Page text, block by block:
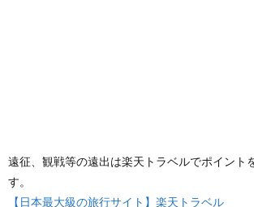
遠征、観戦等の遠出は楽天トラベルでポイント
す。
【日本最大級の旅行サイト】楽天トラベル